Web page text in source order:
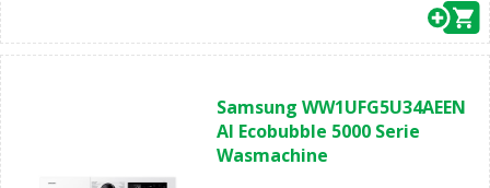
van
de
5
Samsung WW1UFG5U34AEEN
AI Ecobubble 5000 Serie
Wasmachine